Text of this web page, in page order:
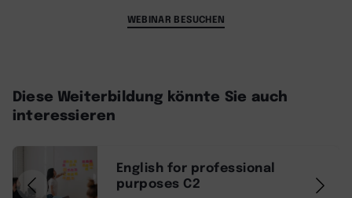
WEBINAR BESUCHEN
Diese Weiterbildung könnte Sie auch
interessieren
English for professional
purposes C2